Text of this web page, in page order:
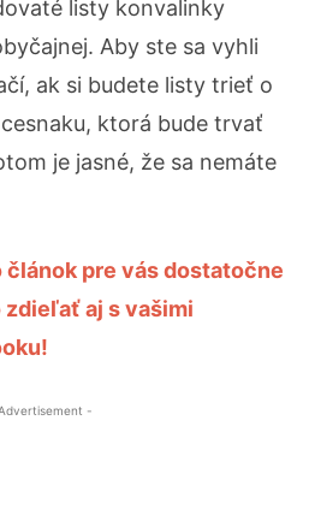
listy konvalinky
Aby ste sa vyhli
ak si budete listy trieť o
ktorá bude trvať
je jasné, že sa nemáte
článok pre vás dostatočne
aj s vašimi
-